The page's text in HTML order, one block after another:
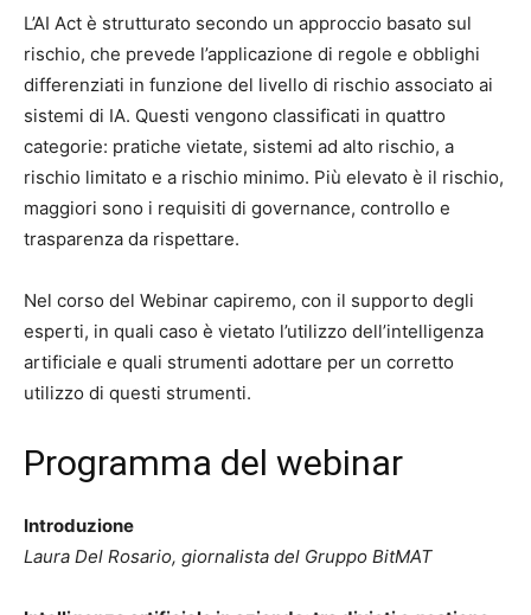
L’AI Act è strutturato secondo un approccio basato sul
rischio, che prevede l’applicazione di regole e obblighi
differenziati in funzione del livello di rischio associato ai
sistemi di IA. Questi vengono classificati in quattro
categorie: pratiche vietate, sistemi ad alto rischio, a
rischio limitato e a rischio minimo. Più elevato è il rischio,
maggiori sono i requisiti di governance, controllo e
trasparenza da rispettare.
Nel corso del Webinar capiremo, con il supporto degli
esperti, in quali caso è vietato l’utilizzo dell’intelligenza
artificiale e quali strumenti adottare per un corretto
utilizzo di questi strumenti.
Programma del webinar
Introduzione
Laura Del Rosario, giornalista del Gruppo BitMAT